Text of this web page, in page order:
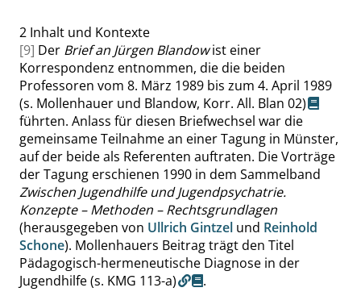
2 Inhalt und Kontexte
[9] Der Brief an Jürgen Blandowist einer
Korrespondenz entnommen, die die beiden
Professoren vom 8. März 1989 bis zum 4. April 1989
(s. Mollenhauer und Blandow, Korr. All. Blan 02)
führten. Anlass für diesen Briefwechsel war die
gemeinsame Teilnahme an einer Tagung in Münster,
auf der beide als Referenten auftraten. Die Vorträge
der Tagung erschienen 1990 in dem Sammelband
Zwischen Jugendhilfe und Jugendpsychatrie.
Konzepte – Methoden – Rechtsgrundlagen
(herausgegeben von Ullrich Gintzel und Reinhold
Schone). Mollenhauers Beitrag trägt den Titel
Pädagogisch-hermeneutische Diagnose in der
Jugendhilfe(s. KMG 113-a)
.